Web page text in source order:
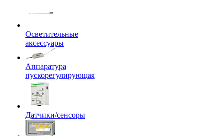
Осветительные
аксессуары
Аппаратура
пускорегулирующая
Датчики/сенсоры